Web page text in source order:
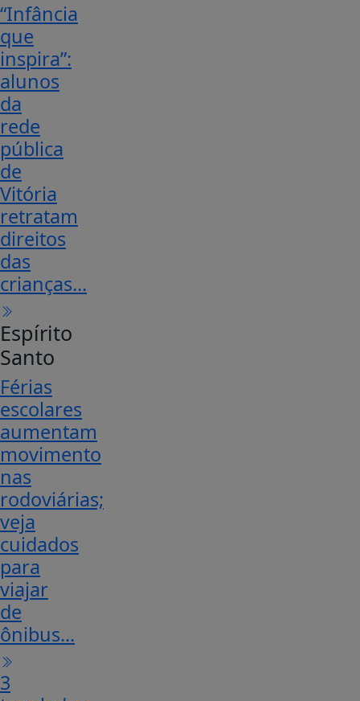
“Infância
que
inspira”:
alunos
da
rede
pública
de
Vitória
retratam
direitos
das
crianças...
Espírito
Santo
Férias
escolares
aumentam
movimento
nas
rodoviárias;
veja
cuidados
para
viajar
de
ônibus...
3